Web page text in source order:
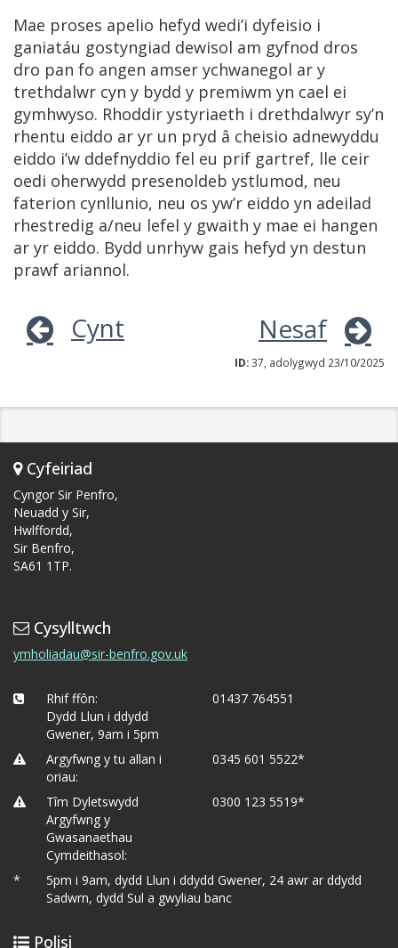
Mae proses apelio hefyd wedi’i dyfeisio i
ganiatáu gostyngiad dewisol am gyfnod dros
dro pan fo angen amser ychwanegol ar y
trethdalwr cyn y bydd y premiwm yn cael ei
gymhwyso. Rhoddir ystyriaeth i drethdalwyr sy’n
rhentu eiddo ar yr un pryd â cheisio adnewyddu
eiddo i’w ddefnyddio fel eu prif gartref, lle ceir
oedi oherwydd presenoldeb ystlumod, neu
faterion cynllunio, neu os yw’r eiddo yn adeilad
rhestredig a/neu lefel y gwaith y mae ei hangen
ar yr eiddo. Bydd unrhyw gais hefyd yn destun
prawf ariannol.
Cynt Nesaf
ID:37, adolygwyd 23/10/2025
Cyfeiriad
Cyngor Sir Penfro,
Neuadd y Sir,
Hwlffordd,
Sir Benfro,
SA61 1TP.
Cysylltwch
ymholiadau@sir-benfro.gov.uk
Rhif ffôn:
Dydd Llun i ddydd
Gwener, 9am i 5pm
01437 764551
Argyfwng y tu allan i
oriau:
0345 601 5522*
Tîm Dyletswydd
Argyfwng y
Gwasanaethau
Cymdeithasol:
0300 123 5519*
*
5pm i 9am, dydd Llun i ddydd Gwener, 24 awr ar ddydd
Sadwrn, dydd Sul a gwyliau banc
Polisi